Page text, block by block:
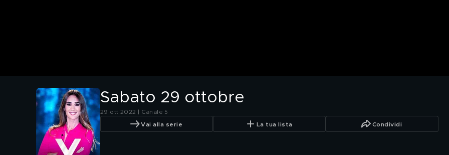
Sabato 29 ottobre
29 ott 2022 | Canale 5
Vai alla serie La tua lista Condividi